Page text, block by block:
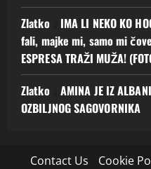
Zlatko
IMA LI NEKO KO
fali, majke mi, samo mi
ESPRESA TRAŽI MUŽA!
Zlatko
AMINA JE IZ
OZBILJNOG SAGOVORNIKA
Contact Us Cookie